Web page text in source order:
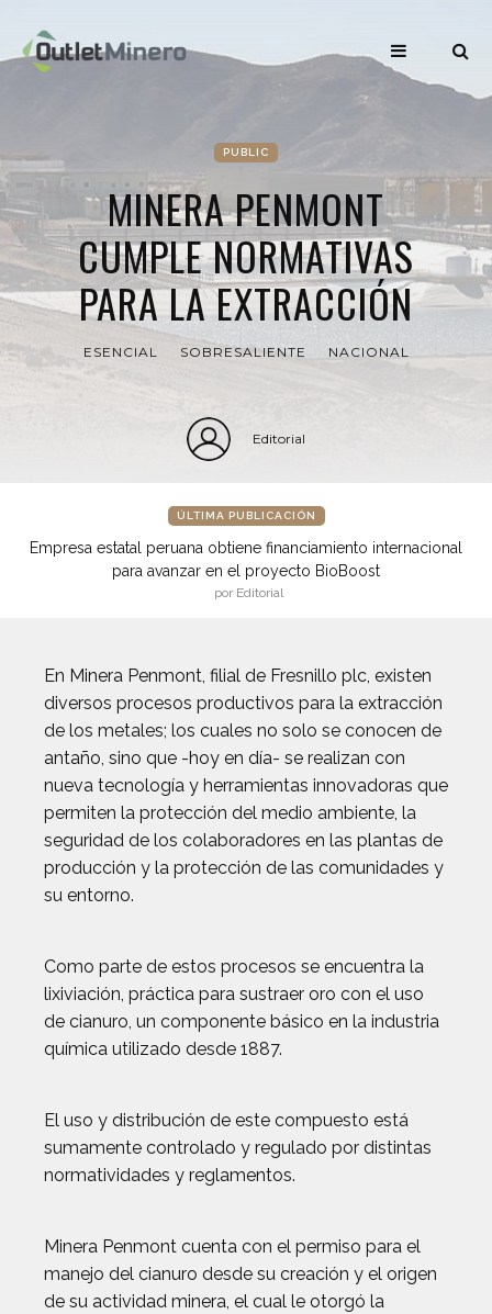
PUBLIC
MINERA PENMONT
CUMPLE NORMATIVAS
PARA LA EXTRACCIÓN
ESENCIAL SOBRESALIENTE NACIONAL
Editorial
ÚLTIMA PUBLICACIÓN
Empresa estatal peruana obtiene financiamiento internacional
para avanzar en el proyecto BioBoost
por Editorial
En Minera Penmont, filial de Fresnillo plc, existen
diversos procesos productivos para la extracción
de los metales; los cuales no solo se conocen de
antaño, sino que -hoy en día- se realizan con
nueva tecnología y herramientas innovadoras que
permiten la protección del medio ambiente, la
seguridad de los colaboradores en las plantas de
producción y la protección de las comunidades y
su entorno.
Como parte de estos procesos se encuentra la
lixiviación, práctica para sustraer oro con el uso
de cianuro, un componente básico en la industria
química utilizado desde 1887.
El uso y distribución de este compuesto está
sumamente controlado y regulado por distintas
normatividades y reglamentos.
Minera Penmont cuenta con el permiso para el
manejo del cianuro desde su creación y el origen
de su actividad minera, el cual le otorgó la